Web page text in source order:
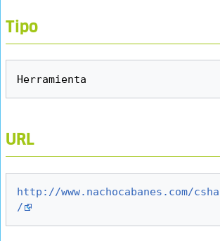
Tipo
URL
http://www.nachocabanes.com/
/